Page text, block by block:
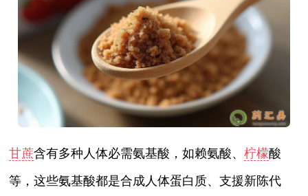
甘蔗含有多种人体必需氨基酸，如赖氨酸、柠檬酸
等，这些氨基酸都是合成人体蛋白质、支援新陈代